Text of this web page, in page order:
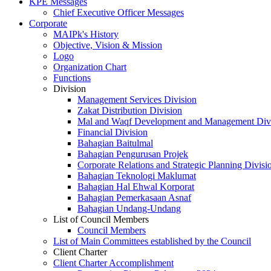
Chief Executive Officer Messages
Corporate
MAIPk's History
Objective, Vision & Mission
Logo
Organization Chart
Functions
Division
Management Services Division
Zakat Distribution Division
Mal and Waqf Development and Management
Financial Division
Bahagian Baitulmal
Bahagian Pengurusan Projek
Corporate Relations and Strategic Planning
Bahagian Teknologi Maklumat
Bahagian Hal Ehwal Korporat
Bahagian Pemerkasaan Asnaf
Bahagian Undang-Undang
List of Council Members
Council Members
List of Main Committees established by the Council
Client Charter
Client Charter Accomplishment